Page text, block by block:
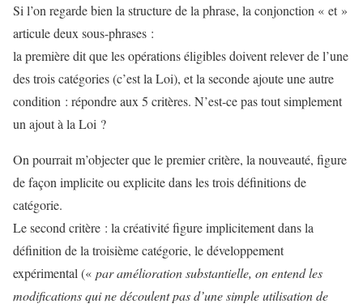
Si l’on regarde bien la structure de la phrase, la conjonction « et »
articule deux sous-phrases :
la première dit que les opérations éligibles doivent relever de l’une
des trois catégories (c’est la Loi), et la seconde ajoute une autre
condition : répondre aux 5 critères. N’est-ce pas tout simplement
un ajout à la Loi ?
On pourrait m’objecter que le premier critère, la nouveauté, figure
de façon implicite ou explicite dans les trois définitions de
catégorie.
Le second critère : la créativité figure implicitement dans la
définition de la troisième catégorie, le développement
expérimental (« par amélioration substantielle, on entend les
modifications qui ne découlent pas d’une simple utilisation de